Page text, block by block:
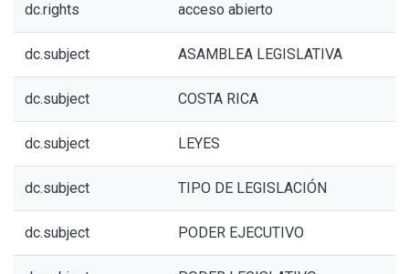
dc.rights acceso abierto
dc.subject ASAMBLEA LEGISLATIVA
dc.subject COSTA RICA
dc.subject LEYES
dc.subject TIPO DE LEGISLACIÓN
dc.subject PODER EJECUTIVO